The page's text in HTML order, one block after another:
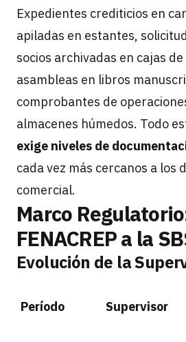
Expedientes crediticios en
apiladas en estantes,
socios archivadas en cajas
asambleas en libros
comprobantes de
almacenes húmedos. Todo
exige niveles de
cada vez más cercanos a los
comercial.
Marco
FENACREP a la
Evolución de la
Período Supervisor